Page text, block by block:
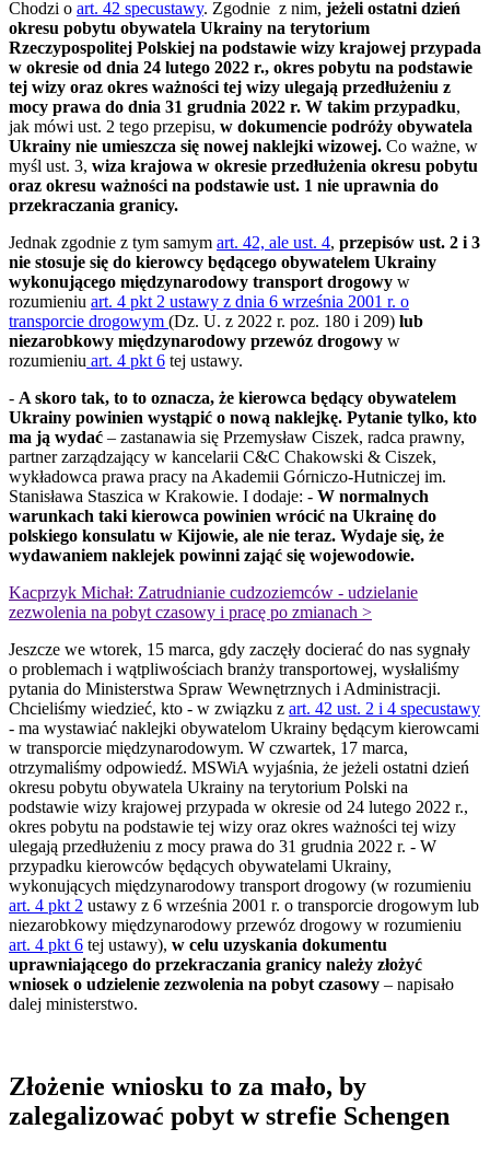
Chodzi o art. 42 specustawy. Zgodnie z nim, jeżeli ostatni dzień
okresu pobytu obywatela Ukrainy na terytorium
Rzeczypospolitej Polskiej na podstawie wizy krajowej przypada
w okresie od dnia 24 lutego 2022 r., okres pobytu na podstawie
tej wizy oraz okres ważności tej wizy ulegają przedłużeniu z
mocy prawa do dnia 31 grudnia 2022 r. W takim przypadku,
jak mówi ust. 2 tego przepisu, w dokumencie podróży obywatela
Ukrainy nie umieszcza się nowej naklejki wizowej. Co ważne, w
myśl ust. 3, wiza krajowa w okresie przedłużenia okresu pobytu
oraz okresu ważności na podstawie ust. 1 nie uprawnia do
przekraczania granicy.
Jednak zgodnie z tym samym art. 42, ale ust. 4, przepisów ust. 2 i 3
nie stosuje się do kierowcy będącego obywatelem Ukrainy
wykonującego międzynarodowy transport drogowy w
rozumieniu art. 4 pkt 2 ustawy z dnia 6 września 2001 r. o
transporcie drogowym (Dz. U. z 2022 r. poz. 180 i 209) lub
niezarobkowy międzynarodowy przewóz drogowy w
rozumieniu art. 4 pkt 6 tej ustawy.
- A skoro tak, to to oznacza, że kierowca będący obywatelem
Ukrainy powinien wystąpić o nową naklejkę. Pytanie tylko, kto
ma ją wydać – zastanawia się Przemysław Ciszek, radca prawny,
partner zarządzający w kancelarii C&C Chakowski & Ciszek,
wykładowca prawa pracy na Akademii Górniczo-Hutniczej im.
Stanisława Staszica w Krakowie. I dodaje: - W normalnych
warunkach taki kierowca powinien wrócić na Ukrainę do
polskiego konsulatu w Kijowie, ale nie teraz. Wydaje się, że
wydawaniem naklejek powinni zająć się wojewodowie.
Kacprzyk Michał: Zatrudnianie cudzoziemców - udzielanie
zezwolenia na pobyt czasowy i pracę po zmianach >
Jeszcze we wtorek, 15 marca, gdy zaczęły docierać do nas sygnały
o problemach i wątpliwościach branży transportowej, wysłaliśmy
pytania do Ministerstwa Spraw Wewnętrznych i Administracji.
Chcieliśmy wiedzieć, kto - w związku z art. 42 ust. 2 i 4 specustawy
- ma wystawiać naklejki obywatelom Ukrainy będącym kierowcami
w transporcie międzynarodowym. W czwartek, 17 marca,
otrzymaliśmy odpowiedź. MSWiA wyjaśnia, że jeżeli ostatni dzień
okresu pobytu obywatela Ukrainy na terytorium Polski na
podstawie wizy krajowej przypada w okresie od 24 lutego 2022 r.,
okres pobytu na podstawie tej wizy oraz okres ważności tej wizy
ulegają przedłużeniu z mocy prawa do 31 grudnia 2022 r. - W
przypadku kierowców będących obywatelami Ukrainy,
wykonujących międzynarodowy transport drogowy (w rozumieniu
art. 4 pkt 2 ustawy z 6 września 2001 r. o transporcie drogowym lub
niezarobkowy międzynarodowy przewóz drogowy w rozumieniu
art. 4 pkt 6 tej ustawy), w celu uzyskania dokumentu
uprawniającego do przekraczania granicy należy złożyć
wniosek o udzielenie zezwolenia na pobyt czasowy – napisało
dalej ministerstwo.
Złożenie wniosku to za mało, by
zalegalizować pobyt w strefie Schengen